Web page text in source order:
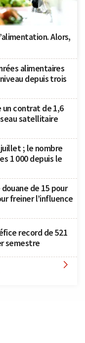
Alors,
alimentaires
depuis trois
un contrat de 1,6
satellitaire
; le nombre
1 000 depuis le
de 15 pour
freiner l’influence
record de 521
semestre
